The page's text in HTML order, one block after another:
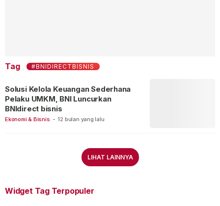
Tag #BNIDIRECTBISNIS
Ekonomi & Bisnis - 12 bulan yang lalu
Solusi Kelola Keuangan Sederhana
Pelaku UMKM, BNI Luncurkan
BNIdirect bisnis
LIHAT LAINNYA
Widget Tag Terpopuler